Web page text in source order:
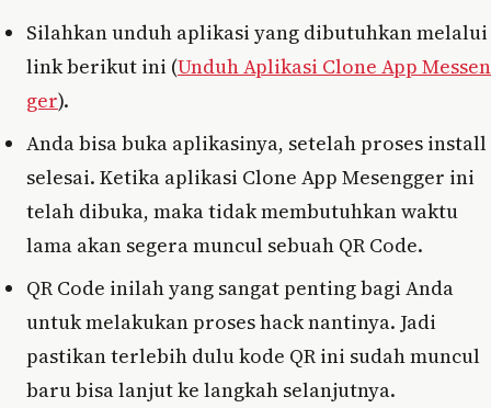
Silahkan unduh aplikasi yang dibutuhkan melalui
link berikut ini (Unduh Aplikasi Clone App Messen
ger).
Anda bisa buka aplikasinya, setelah proses install
selesai. Ketika aplikasi Clone App Mesengger ini
telah dibuka, maka tidak membutuhkan waktu
lama akan segera muncul sebuah QR Code.
QR Code inilah yang sangat penting bagi Anda
untuk melakukan proses hack nantinya. Jadi
pastikan terlebih dulu kode QR ini sudah muncul
baru bisa lanjut ke langkah selanjutnya.